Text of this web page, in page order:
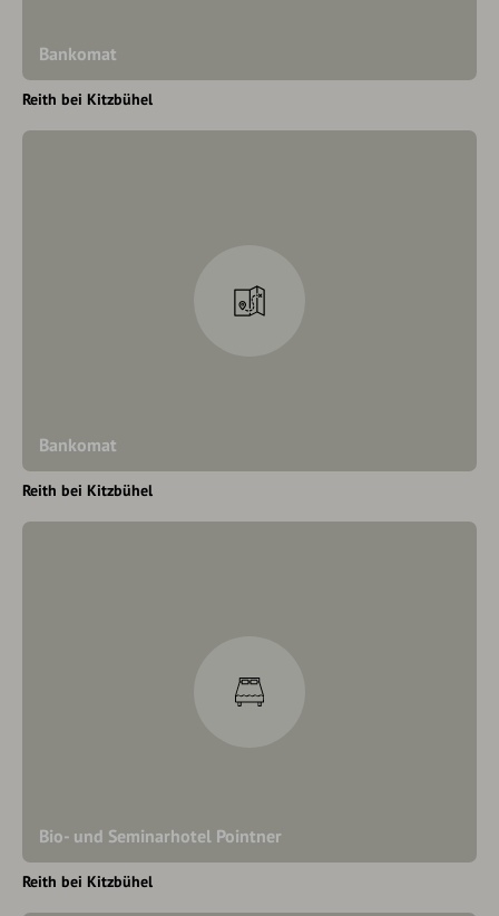
Bankomat
Reith bei Kitzbühel
Bankomat
Reith bei Kitzbühel
Bio- und Seminarhotel Pointner
Reith bei Kitzbühel